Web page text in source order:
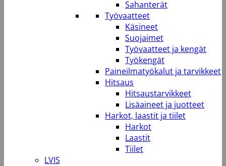
Sahanterät
Työvaatteet
Käsineet
Suojaimet
Työvaatteet ja kengät
Työkengät
Paineilmatyökalut ja tarvikkeet
Hitsaus
Hitsaustarvikkeet
Lisäaineet ja juotteet
Harkot, laastit ja tiilet
Harkot
Laastit
Tiilet
LVIS